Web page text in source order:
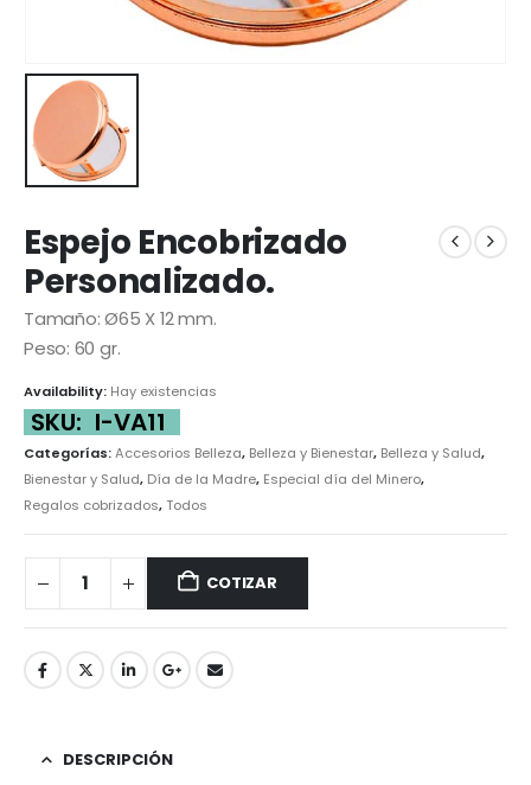
Espejo Encobrizado
Personalizado.
Tamaño: Ø65 X 12 mm.
Peso: 60 gr.
Availability: Hay existencias
SKU: I-VA11
Categorías:Accesorios Belleza, Belleza y Bienestar, Belleza y Salud,
Bienestar y Salud, Día de la Madre, Especial día del Minero,
Regalos cobrizados,Todos
COTIZAR
DESCRIPCIÓN